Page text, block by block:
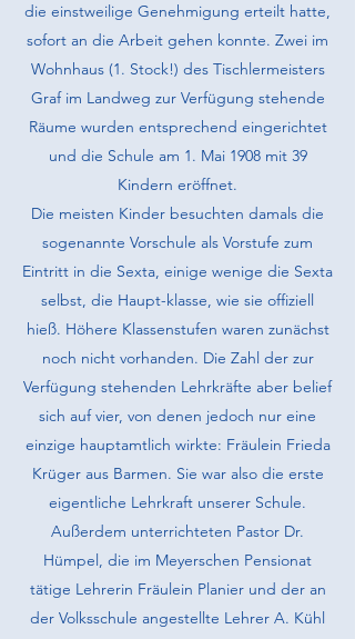
die einstweilige Genehmigung erteilt hatte,
sofort an die Arbeit gehen konnte. Zwei im
Wohnhaus (1. Stock!) des Tischlermeisters
Graf im Landweg zur Verfügung stehende
Räume wurden entsprechend einge­richtet
und die Schule am 1. Mai 1908 mit 39
Kindern eröffnet.
Die meisten Kinder besuchten damals die
sogenannte Vorschule als Vor­stufe zum
Eintritt in die Sexta, einige wenige die Sexta
selbst, die Haupt-klasse, wie sie offiziell
hieß. Höhere Klassenstufen waren zunächst
noch nicht vorhanden. Die Zahl der zur
Verfügung stehenden Lehrkräfte aber belief
sich auf vier, von denen jedoch nur eine
einzige hauptamtlich wirkte: Fräulein Frieda
Krüger aus Barmen. Sie war also die erste
eigentliche Lehrkraft unserer Schule.
Außerdem unterrichteten Pastor Dr.
Hümpel, die im Meyerschen Pensionat
tätige Lehrerin Fräulein Planier und der an
der Volksschule angestellte Lehrer A. Kühl